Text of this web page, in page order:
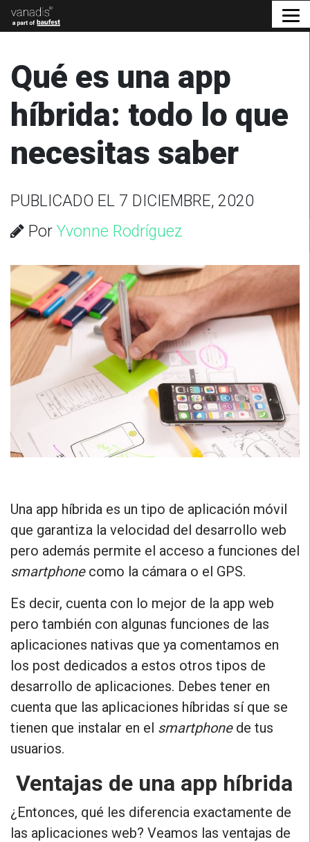
Qué es una app
híbrida: todo lo que
necesitas saber
PUBLICADO EL 7 DICIEMBRE, 2020
Por Yvonne Rodríguez
Una app híbrida es un tipo de aplicación móvil
que garantiza la velocidad del desarrollo web
pero además permite el acceso a funciones del
smartphonecomo la cámara o el GPS.
Es decir, cuenta con lo mejor de la app web
pero también con algunas funciones de las
aplicaciones nativas que ya comentamos en
los post dedicados a estos otros tipos de
desarrollo de aplicaciones. Debes tener en
cuenta que las aplicaciones híbridas sí que se
tienen que instalar en el smartphonede tus
usuarios.
Ventajas de una app híbrida
¿Entonces, qué les diferencia exactamente de
las aplicaciones web? Veamos las ventajas de